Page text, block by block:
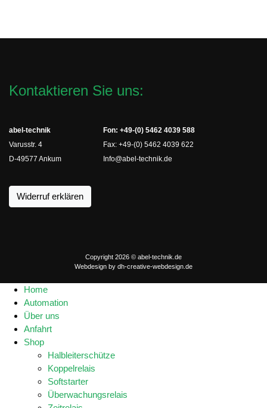
Kontaktieren Sie uns:
abel-technik
Varusstr. 4
D-49577 Ankum
Widerruf erklären
Fon: +49-(0) 5462 4039 588
Fax: +49-(0) 5462 4039 622
Info@abel-technik.de
Copyright 2026 © abel-technik.de
Webdesign by dh-creative-webdesign.de
Home
Automation
Über uns
Anfahrt
Shop
Halbleiterschütze
Koppelrelais
Softstarter
Überwachungsrelais